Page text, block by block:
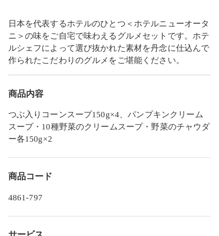
日本を代表するホテルのひとつ＜ホテルニューオータ
ニ＞の味をご自宅で味わえるグルメセットです。ホテ
ルシェフによって選び抜かれた素材を丹念に仕込んで
作られたこだわりのグルメをご堪能ください。
商品内容
つぶ入りコーンスープ150g×4、パンプキンクリーム
スープ・10種野菜のクリームスープ・野菜のチャウダ
ー各150g×2
商品コード
4861-797